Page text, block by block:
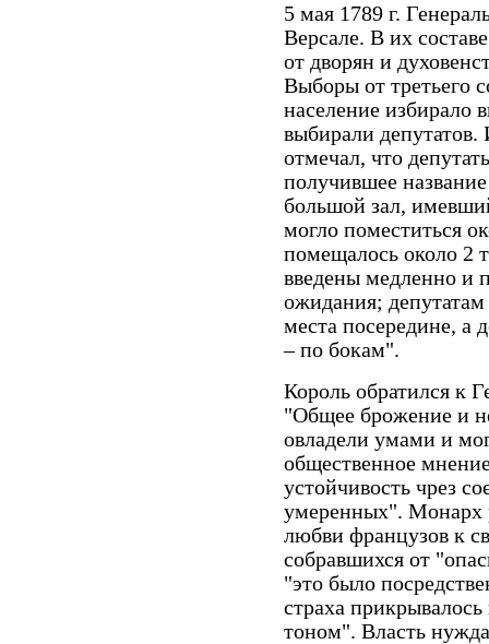
5 мая 1789 г.
Версале. В их
от дворян и
Выборы от третьего
население избирало
выбирали
отмечал, что
получившее
большой зал,
могло поместиться
помещалось около 2
введены медленно и
ожидания; депутатам
места посередине, а
– по бокам".
Король обратился к
"Общее брожение и
овладели умами и
общественное
устойчивость чрез
умеренных". Монарх
любви французов к
собравшихся от
"это было
страха
тоном". Власть